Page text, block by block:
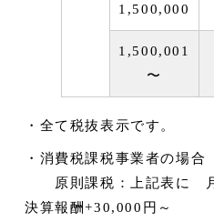
1,500,000
1,500,001
〜
・全て税抜表示です。
・消費税課税事業者の場合
原則課税：上記表に
決算報酬+30,000円～